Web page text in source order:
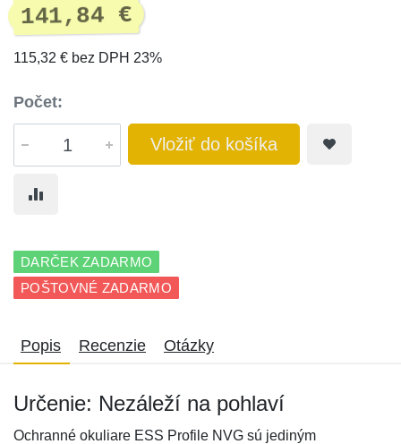
141,84 €
115,32 € bez DPH 23%
Počet:
Vložiť do košíka
DARČEK ZADARMO
POŠTOVNÉ ZADARMO
Popis Recenzie Otázky
Určenie: Nezáleží na pohlaví
Ochranné okuliare ESS Profile NVG sú jediným